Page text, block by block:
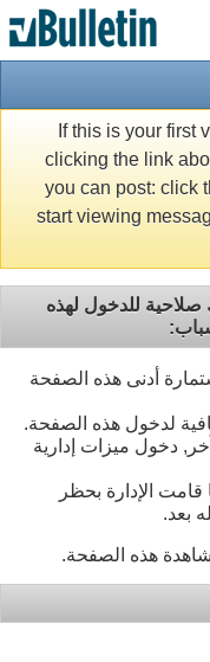
If this is your first
clicking the link
you can post: click
start viewing
صلاحية للدخول لهذه
أدنى هذه الصفحة
لدخول هذه الصفحة.
دخول ميزات إدارية
قامت الإدارة بحظر
بعد.
هذه الصفحة.